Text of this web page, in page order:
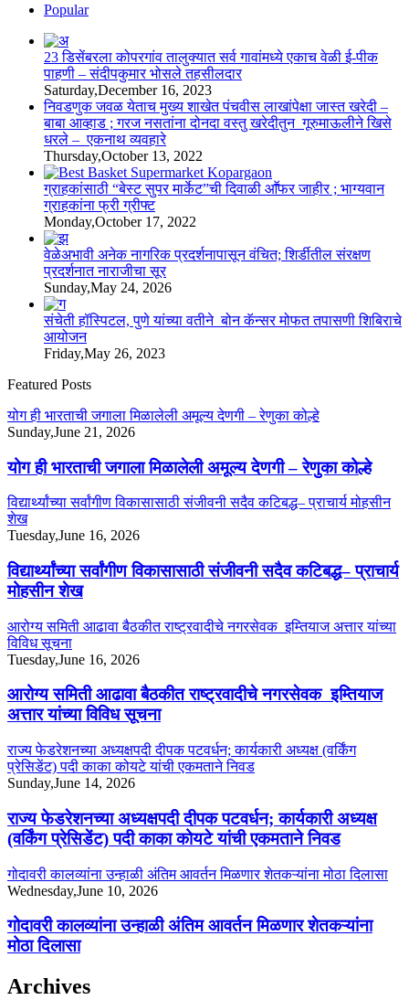
Popular
23 डिसेंबरला कोपरगांव तालुक्‍यात सर्व गावांमध्ये एकाच वेळी ई-पीक
पाहणी – संदीपकुमार भोसले तहसीलदार
Saturday,December 16, 2023
निवडणुक जवळ येताच मुख्य शाखेत पंचवीस लाखांपेक्षा जास्त खरेदी –
बाबा आव्हाड ; गरज नसतांना दोनदा वस्तु खरेदीतुन गूरुमाऊलीने खिसे
धरले – एकनाथ व्यवहारे
Thursday,October 13, 2022
ग्राहकांसाठी “बेस्ट सुपर मार्केट”ची दिवाळी आॕफर जाहीर ; भाग्यवान
ग्राहकांना फ्री ग्रीफ्ट
Monday,October 17, 2022
वेळेअभावी अनेक नागरिक प्रदर्शनापासून वंचित; शिर्डीतील संरक्षण
प्रदर्शनात नाराजीचा सूर
Sunday,May 24, 2026
संचेती हॉस्पिटल, पुणे यांच्या वतीने बोन कॅन्सर मोफत तपासणी शिबिराचे
आयोजन
Friday,May 26, 2023
Featured Posts
योग ही भारताची जगाला मिळालेली अमूल्य देणगी – रेणुका कोल्हे
Sunday,June 21, 2026
योग ही भारताची जगाला मिळालेली अमूल्य देणगी – रेणुका कोल्हे
विद्यार्थ्यांच्या सर्वांगीण विकासासाठी संजीवनी सदैव कटिबद्ध– प्राचार्य मोहसीन
शेख
Tuesday,June 16, 2026
विद्यार्थ्यांच्या सर्वांगीण विकासासाठी संजीवनी सदैव कटिबद्ध– प्राचार्य
मोहसीन शेख
आरोग्य समिती आढावा बैठकीत राष्ट्रवादीचे नगरसेवक इम्तियाज अत्तार यांच्या
विविध सूचना
Tuesday,June 16, 2026
आरोग्य समिती आढावा बैठकीत राष्ट्रवादीचे नगरसेवक इम्तियाज
अत्तार यांच्या विविध सूचना
राज्य फेडरेशनच्या अध्यक्षपदी दीपक पटवर्धन; कार्यकारी अध्यक्ष (वर्किंग
प्रेसिडेंट) पदी काका कोयटे यांची एकमताने निवड
Sunday,June 14, 2026
राज्य फेडरेशनच्या अध्यक्षपदी दीपक पटवर्धन; कार्यकारी अध्यक्ष
(वर्किंग प्रेसिडेंट) पदी काका कोयटे यांची एकमताने निवड
गोदावरी कालव्यांना उन्हाळी अंतिम आवर्तन मिळणार शेतकऱ्यांना मोठा दिलासा
Wednesday,June 10, 2026
गोदावरी कालव्यांना उन्हाळी अंतिम आवर्तन मिळणार शेतकऱ्यांना
मोठा दिलासा
Archives